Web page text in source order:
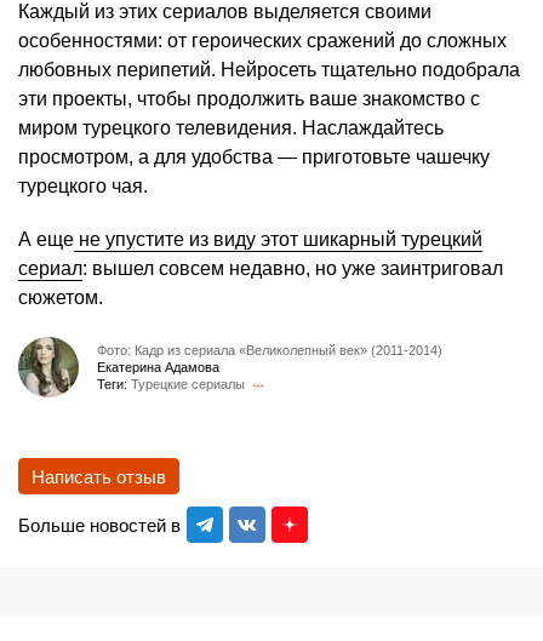
Каждый из этих сериалов выделяется своими
особенностями: от героических сражений до сложных
любовных перипетий. Нейросеть тщательно подобрала
эти проекты, чтобы продолжить ваше знакомство с
миром турецкого телевидения. Наслаждайтесь
просмотром, а для удобства — приготовьте чашечку
турецкого чая.
А еще не упустите из виду этот шикарный турецкий
сериал: вышел совсем недавно, но уже заинтриговал
сюжетом.
Фото: Кадр из сериала «Великолепный век» (2011-2014)
Екатерина Адамова
Теги: Турецкие сериалы
Больше новостей в
Написать отзыв